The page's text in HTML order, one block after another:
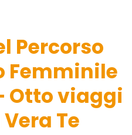
Percorso
Femminile
Otto viaggi
Te